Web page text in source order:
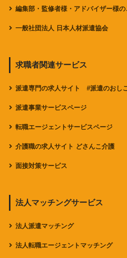
編集部・監修者様・アドバイザー様の
一般社団法人 日本人材派遣協会
求職者関連サービス
派遣専門の求人サイト #派遣のおし
派遣事業サービスページ
転職エージェントサービスページ
介護職の求人サイト どさんこ介護
面接対策サービス
法人マッチングサービス
法人派遣マッチング
法人転職エージェントマッチング